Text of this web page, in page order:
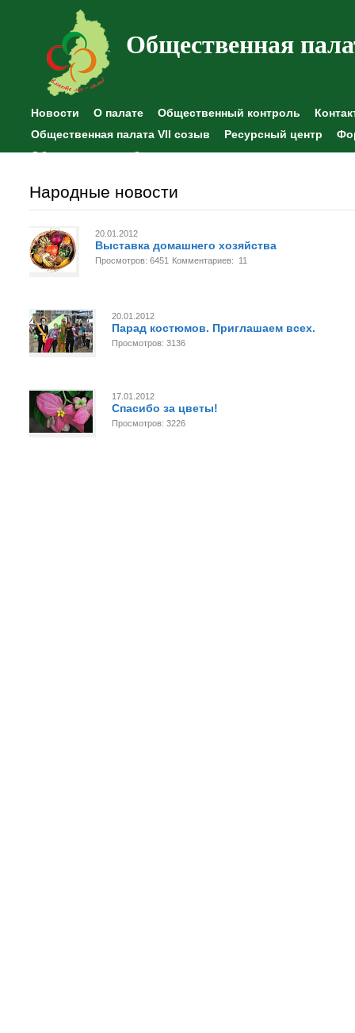
Общественная
Новости О палате Общественный контроль
Общественная палата VII созыв
Ресурсный центр
Общественные наблюдения
Народные новости
20.01.2012
Выставка домашнего хозяйства
Просмотров: 6451 Комментариев: 11
20.01.2012
Парад костюмов. Приглашаем всех.
Просмотров: 3136
17.01.2012
Спасибо за цветы!
Просмотров: 3226